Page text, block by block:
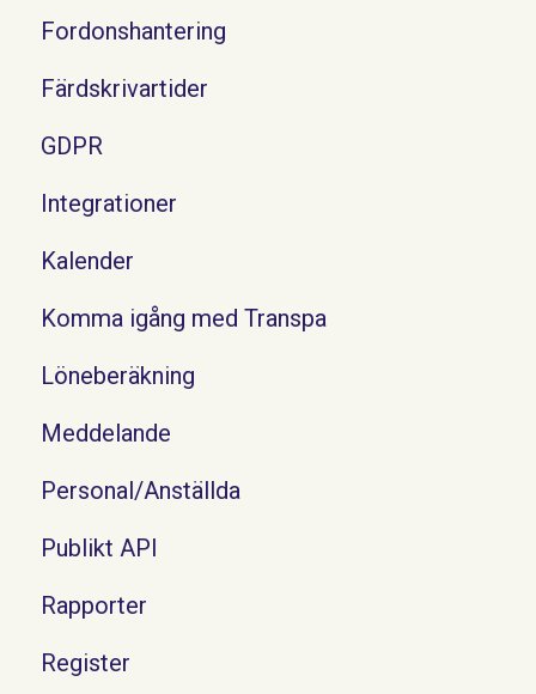
Fordonshantering
Färdskrivartider
GDPR
Integrationer
Kalender
Komma igång med Transpa
Löneberäkning
Meddelande
Personal/Anställda
Publikt API
Rapporter
Register